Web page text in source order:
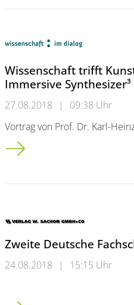
Wissenschaft trifft
Immersive Synthesizer³
27.08.2018 |
09:38 Uhr
Vortrag von Prof. Dr. Karl-
Wissenschaft trifft Kunst:
Zweite Deutsche
24.08.2018 | 15:15 Uhr
Zweite Deutsche